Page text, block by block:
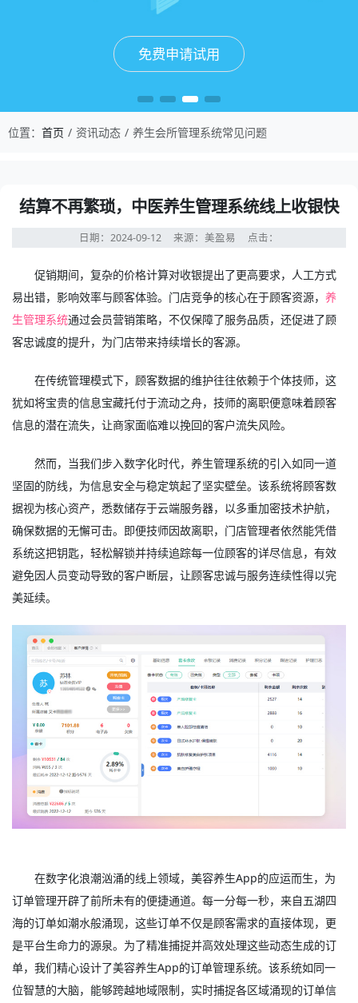
免费申请试用
免费申请试用
免费申请试用
免费申请试用
位置： 首页 资讯动态 养生会所管理系统常见问题
结算不再繁琐，中医养生管理系统线上收银快
日期：2024-09-12 来源：美盈易 点击：
促销期间，复杂的价格计算对收银提出了更高要求，人工方式
易出错，影响效率与顾客体验。门店竞争的核心在于顾客资源， 养
生管理系统通过会员营销策略，不仅保障了服务品质，还促进了顾
客忠诚度的提升，为门店带来持续增长的客源。
在传统管理模式下，顾客数据的维护往往依赖于个体技师，这
犹如将宝贵的信息宝藏托付于流动之舟，技师的离职便意味着顾客
信息的潜在流失，让商家面临难以挽回的客户流失风险。
然而，当我们步入数字化时代，养生管理系统的引入如同一道
坚固的防线，为信息安全与稳定筑起了坚实壁垒。该系统将顾客数
据视为核心资产，悉数储存于云端服务器，以多重加密技术护航，
确保数据的无懈可击。即便技师因故离职，门店管理者依然能凭借
系统这把钥匙，轻松解锁并持续追踪每一位顾客的详尽信息，有效
避免因人员变动导致的客户断层，让顾客忠诚与服务连续性得以完
美延续。
在数字化浪潮汹涌的线上领域，美容养生App的应运而生，为
订单管理开辟了前所未有的便捷通道。每一分每一秒，来自五湖四
海的订单如潮水般涌现，这些订单不仅是顾客需求的直接体现，更
是平台生命力的源泉。为了精准捕捉并高效处理这些动态生成的订
单，我们精心设计了美容养生App的订单管理系统。该系统如同一
位智慧的大脑，能够跨越地域限制，实时捕捉各区域涌现的订单信